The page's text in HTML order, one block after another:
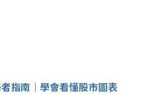
指南｜學會看懂股市圖表